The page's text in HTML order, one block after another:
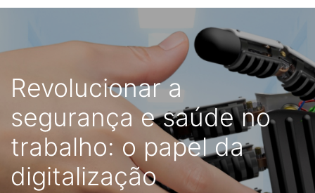
Revolucionar a
segurança e saúde no
trabalho: o papel da
digitalização